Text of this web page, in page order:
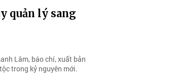
quản lý sang
Lâm, báo chí, xuất bản
trong kỷ nguyên mới.